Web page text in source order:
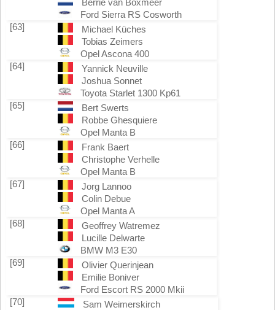
Berrie van Boxmeer
Ford Sierra RS Cosworth
[63]
Michael Küches
Tobias Zeimers
Opel Ascona 400
[64]
Yannick Neuville
Joshua Sonnet
Toyota Starlet 1300 Kp61
[65]
Bert Swerts
Robbe Ghesquiere
Opel Manta B
[66]
Frank Baert
Christophe Verhelle
Opel Manta B
[67]
Jorg Lannoo
Colin Debue
Opel Manta A
[68]
Geoffrey Watremez
Lucille Delwarte
BMW M3 E30
[69]
Olivier Querinjean
Emilie Boniver
Ford Escort RS 2000 Mkii
[70]
Sam Weimerskirch